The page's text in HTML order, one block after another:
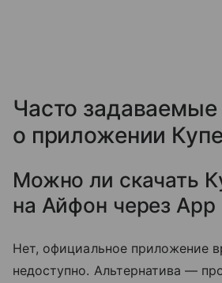
Часто
о приложении
Можно ли скачать
на Айфон через App
Нет, официальное приложение
недоступно. Альтернатива —